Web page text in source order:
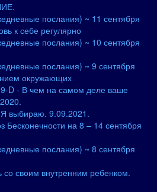
послания) ~ 11 сентября
к себе регулярно
послания) ~ 10 сентября
послания) ~ 9 сентября
окружающих
9-D - В чем на самом деле ваше
выбираю. 9.09.2021.
Бесконечности на 8 – 14 сентября
послания) ~ 8 сентября
своим внутренним ребенком.